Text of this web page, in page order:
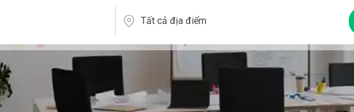
Tất cả địa điểm